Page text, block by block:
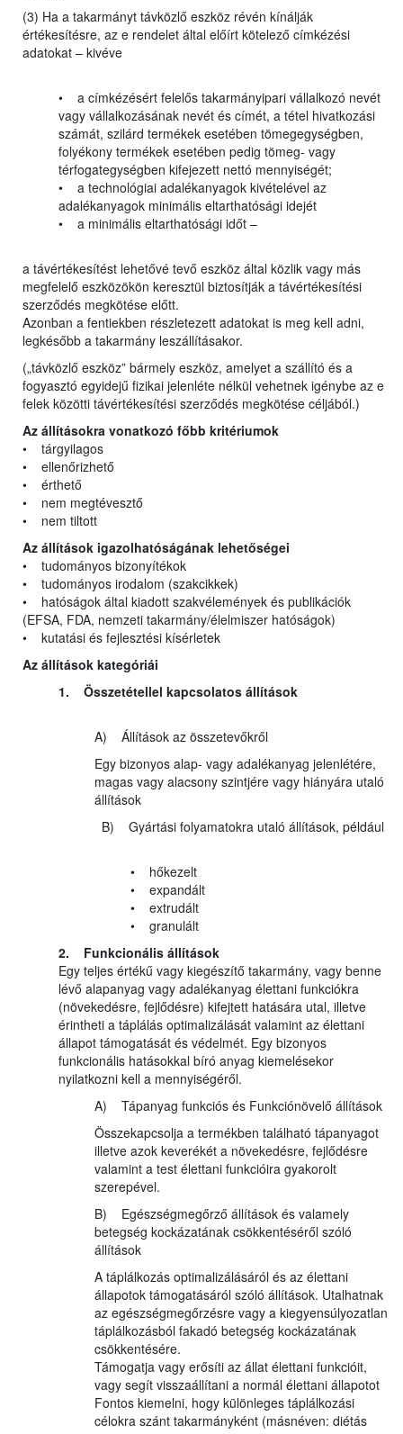
(3) Ha a takarmányt távközlő eszköz révén kínálják
értékesítésre, az e rendelet által előírt kötelező címkézési
adatokat – kivéve
• a címkézésért felelős takarmányipari vállalkozó nevét
vagy vállalkozásának nevét és címét, a tétel hivatkozási
számát, szilárd termékek esetében tömegegységben,
folyékony termékek esetében pedig tömeg- vagy
térfogategységben kifejezett nettó mennyiségét;
• a technológiai adalékanyagok kivételével az
adalékanyagok minimális eltarthatósági idejét
• a minimális eltarthatósági időt –
a távértékesítést lehetővé tevő eszköz által közlik vagy más
megfelelő eszközökön keresztül biztosítják a távértékesítési
szerződés megkötése előtt.
Azonban a fentiekben részletezett adatokat is meg kell adni,
legkésőbb a takarmány leszállításakor.
(„távközlő eszköz” bármely eszköz, amelyet a szállító és a
fogyasztó egyidejű fizikai jelenléte nélkül vehetnek igénybe az e
felek közötti távértékesítési szerződés megkötése céljából.)
Az állításokra vonatkozó főbb kritériumok
• tárgyilagos
• ellenőrizhető
• érthető
• nem megtévesztő
• nem tiltott
Az állítások igazolhatóságának lehetőségei
• tudományos bizonyítékok
• tudományos irodalom (szakcikkek)
• hatóságok által kiadott szakvélemények és publikációk
(EFSA, FDA, nemzeti takarmány/élelmiszer hatóságok)
• kutatási és fejlesztési kísérletek
Az állítások kategóriái
1. Összetétellel kapcsolatos állítások
A) Állítások az összetevőkről
Egy bizonyos alap- vagy adalékanyag jelenlétére,
magas vagy alacsony szintjére vagy hiányára utaló
állítások
B) Gyártási folyamatokra utaló állítások, például
• hőkezelt
• expandált
• extrudált
• granulált
2. Funkcionális állítások
Egy teljes értékű vagy kiegészítő takarmány, vagy benne
lévő alapanyag vagy adalékanyag élettani funkciókra
(növekedésre, fejlődésre) kifejtett hatására utal, illetve
érintheti a táplálás optimalizálását valamint az élettani
állapot támogatását és védelmét. Egy bizonyos
funkcionális hatásokkal bíró anyag kiemelésekor
nyilatkozni kell a mennyiségéről.
A) Tápanyag funkciós és Funkciónövelő állítások
Összekapcsolja a termékben található tápanyagot
illetve azok keverékét a növekedésre, fejlődésre
valamint a test élettani funkcióira gyakorolt
szerepével.
B) Egészségmegőrző állítások és valamely
betegség kockázatának csökkentéséről szóló
állítások
A táplálkozás optimalizálásáról és az élettani
állapotok támogatásáról szóló állítások. Utalhatnak
az egészségmegőrzésre vagy a kiegyensúlyozatlan
táplálkozásból fakadó betegség kockázatának
csökkentésére.
Támogatja vagy erősíti az állat élettani funkcióit,
vagy segít visszaállítani a normál élettani állapotot
Fontos kiemelni, hogy különleges táplálkozási
célokra szánt takarmányként (másnéven: diétás